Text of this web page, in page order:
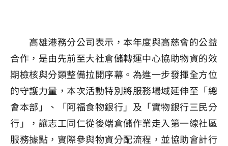
高雄港務分公司表示，本年度與高慈會的公益
合作，是由先前至大社倉儲轉運中心協助物資的效
期檢核與分類整備拉開序幕。為進一步發揮全方位
的守護力量，本次活動特別將服務場域延伸至「總
會本部」、「阿福食物銀行」及「實物銀行三民分
行」，讓志工同仁從後端倉儲作業走入第一線社區
服務據點，實際參與物資分配流程，並協助會計行